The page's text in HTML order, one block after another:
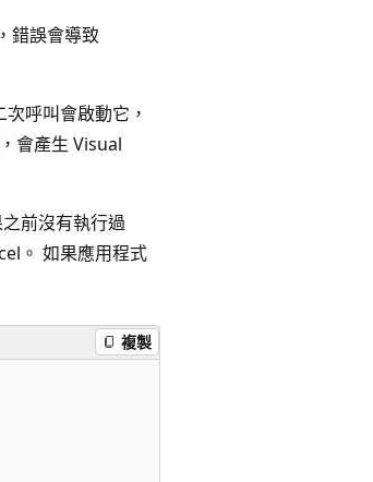
錯誤會導致
呼叫會啟動它，
會產生 Visual
前沒有執行過
。 如果應用程式
複製